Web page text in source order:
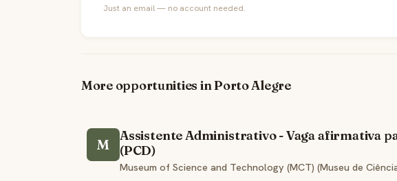
Just an email — no account needed.
More opportunities in Porto Alegre
M
Assistente Administrativo - Vaga afirmativa
(PCD)
Museum of Science and Technology (MCT) (Museu de